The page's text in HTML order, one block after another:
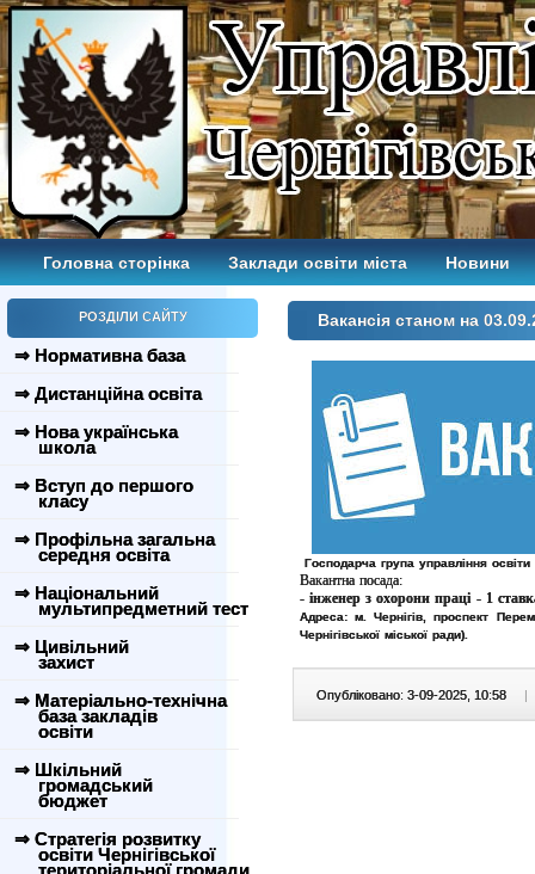
Головна сторінка Заклади освіти міста Новини
РОЗДІЛИ САЙТУ
⇒ Нормативна база
⇒ Дистанційна освіта
⇒ Нова українська
школа
⇒ Вступ до першого
класу
⇒ Профільна загальна
середня освіта
⇒ Національний
мультипредметний тест
⇒ Цивільний
захист
⇒ Матеріально-технічна
база закладів
освіти
⇒ Шкільний
громадський
бюджет
⇒ Стратегія розвитку
освіти Чернігівської
територіальної громади
Вакансія станом на
Господарча група управління освіти
Вакантна посада:
-інженер з охорони праці - 1
Адреса: м. Чернігів, проспект
Чернігівської міської ради).
Опубліковано: 3-09-2025, 10:58 |